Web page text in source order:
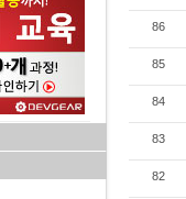
86
85
84
83
82